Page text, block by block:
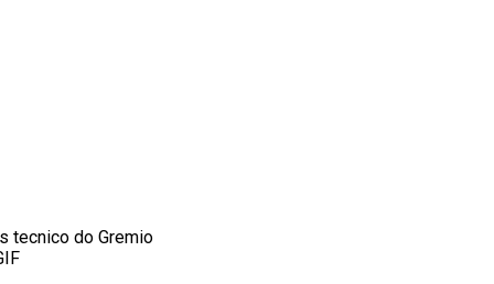
tecnico do Gremio